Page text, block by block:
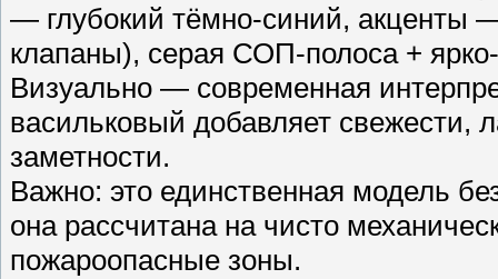
— глубокий тёмно-синий, акценты
клапаны), серая СОП-полоса +
Визуально — современная
васильковый добавляет
заметности.
Важно: это единственная модель
она рассчитана на чисто
пожароопасные зоны.